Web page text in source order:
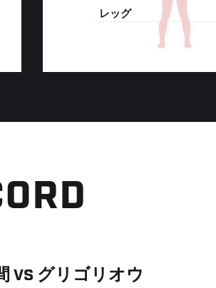
レッグ
VS グリゴリオウ